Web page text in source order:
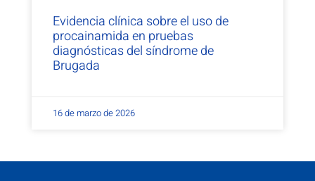
Evidencia clínica sobre el uso de
procainamida en pruebas
diagnósticas del síndrome de
Brugada
16 de marzo de 2026